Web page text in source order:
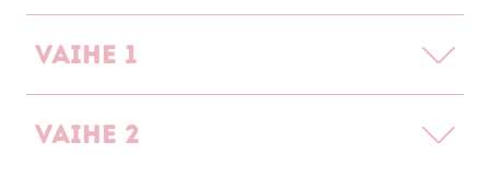
Vaihe 1
Vaihe 2